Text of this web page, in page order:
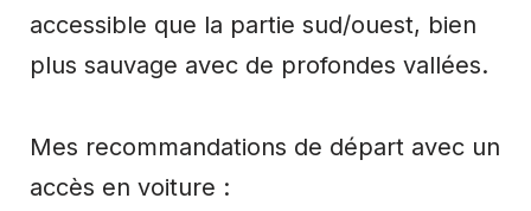
accessible que la partie sud/ouest, bien
plus sauvage avec de profondes vallées.
Mes recommandations de départ avec un
accès en voiture :